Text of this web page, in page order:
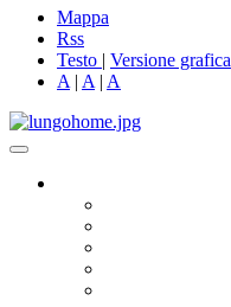
Mappa
Rss
Testo | Versione grafica
A | A | A